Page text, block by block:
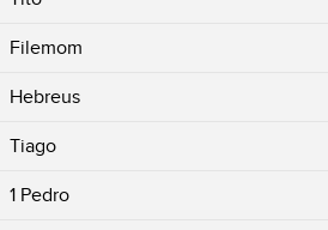
Filemom
Hebreus
Tiago
1 Pedro